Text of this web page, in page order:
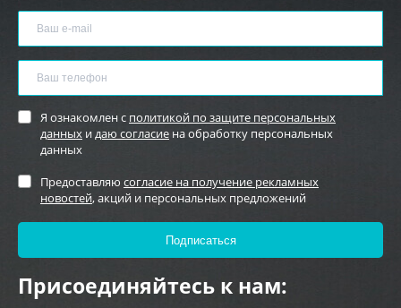
Я ознакомлен с политикой по защите персональных
данных и даю согласие на обработку персональных
данных
Предоставляю согласие на получение рекламных
новостей, акций и персональных предложений
Присоединяйтесь к нам: